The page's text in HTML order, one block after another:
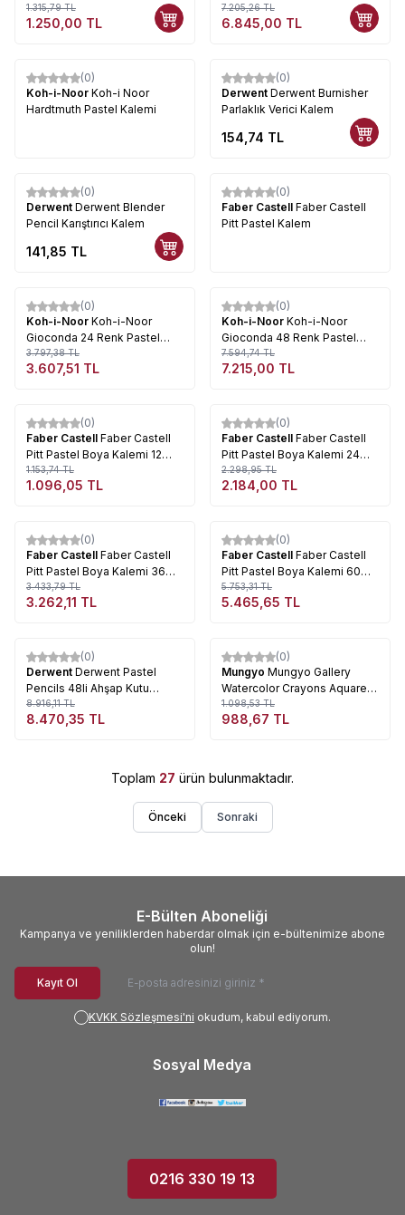
1.315,79TL
1.250,00 TL
Boya Seti 24 Renk
7.205,26TL
6.845,00 TL
(0)
Koh-i-Noor Koh-i Noor
Hardtmuth Pastel Kalemi
(0)
Derwent Derwent Burnisher
Parlaklık Verici Kalem
154,74 TL
(0)
Derwent Derwent Blender
Pencil Karıştırıcı Kalem
141,85 TL
(0)
Faber Castell Faber Castell
Pitt Pastel Kalem
%5
(0)
Koh-i-Noor Koh-i-Noor
Gioconda 24 Renk Pastel
Kalem Seti
3.797,38TL
3.607,51 TL
%5
(0)
Koh-i-Noor Koh-i-Noor
Gioconda 48 Renk Pastel
Kalem Seti
7.594,74TL
7.215,00 TL
%5
(0)
Faber Castell Faber Castell
Pitt Pastel Boya Kalemi 12
Renk
1.153,74TL
1.096,05 TL
%5
(0)
Faber Castell Faber Castell
Pitt Pastel Boya Kalemi 24
Renk
2.298,95TL
2.184,00 TL
%5
(0)
Faber Castell Faber Castell
Pitt Pastel Boya Kalemi 36
Renk
3.433,79TL
3.262,11 TL
%5
(0)
Faber Castell Faber Castell
Pitt Pastel Boya Kalemi 60
Renk
5.753,31TL
5.465,65 TL
%5
(0)
Derwent Derwent Pastel
Pencils 48li Ahşap Kutu
Pastel Kalem Seti
8.916,11TL
8.470,35 TL
%10
(0)
Mungyo Mungyo Gallery
Watercolor Crayons Aquarell
Pastel Seti 12li
1.098,53TL
988,67 TL
Toplam 27 ürün bulunmaktadır.
Önceki Sonraki
E-Bülten Aboneliği
Kampanya ve yeniliklerden haberdar olmak için e-bültenimize abone
olun!
Kayıt Ol
KVKK Sözleşmesi'ni okudum, kabul ediyorum.
Sosyal Medya
0216 330 19 13